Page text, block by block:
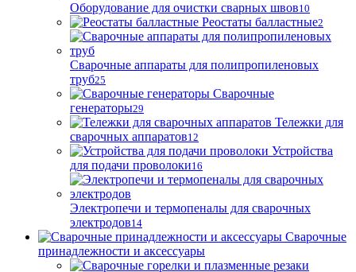
Оборудование для очистки сварных швов10
Реостаты балластные2
Сварочные аппараты для полипропиленовых
труб25
Сварочные
генераторы29
Тележки для
сварочных аппаратов12
Устройства
для подачи проволоки16
Электропечи и термопеналы для сварочных
электродов14
Сварочные
принадлежности и аксессуары